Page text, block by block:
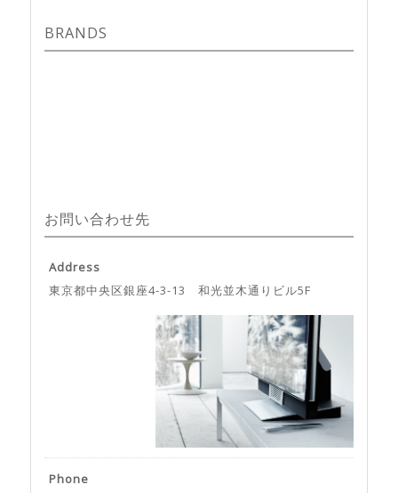
BRANDS
お問い合わせ先
Address
東京都中央区銀座4-3-13 和光並木通りビル5F
Phone